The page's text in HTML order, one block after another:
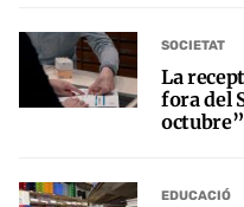
SOCIETAT
La
fora del
octubre”
EDUCACIÓ